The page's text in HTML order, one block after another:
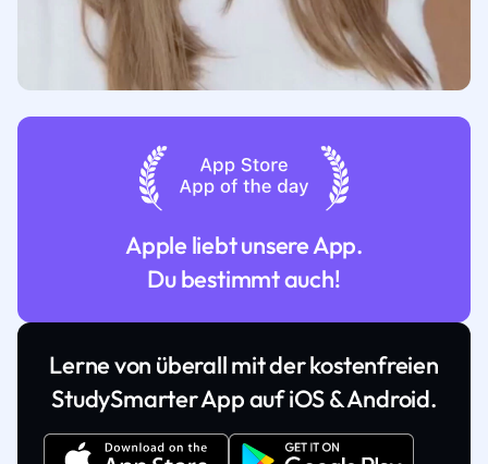
Apple liebt unsere App.
Du bestimmt auch!
Lerne von überall mit der kostenfreien
StudySmarter App auf iOS & Android.